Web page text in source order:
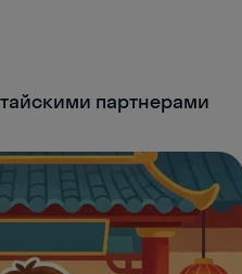
партнерами